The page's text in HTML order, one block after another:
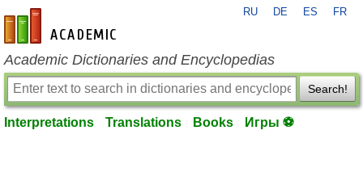
en-academic.com
RU DE ES FR
Academic Dictionaries and Encyclopedias
Search!
Interpretations Translations Books Игры ⚽